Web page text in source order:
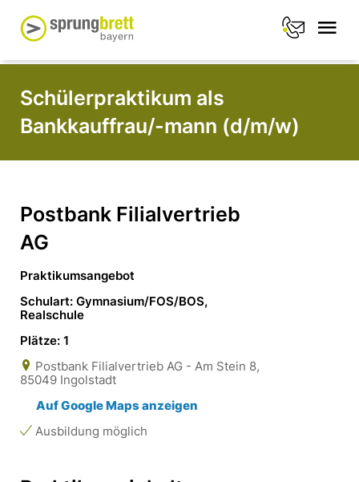
Schülerpraktikum als
Bankkauffrau/-mann (d/m/w)
Postbank Filialvertrieb
AG
Praktikumsangebot
Schulart: Gymnasium/FOS/BOS,
Realschule
Plätze: 1
Postbank Filialvertrieb AG - Am Stein 8,
85049 Ingolstadt
Auf Google Maps anzeigen
Ausbildung möglich